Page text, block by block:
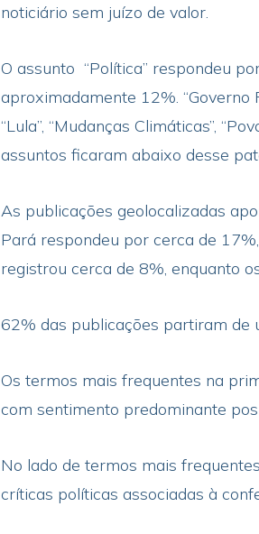
noticiário sem juízo de valor.
O assunto “Política” respondeu
aproximadamente 12%. “Governo
“Lula”, “Mudanças Climáticas”,
assuntos ficaram abaixo desse
As publicações geolocalizadas
Pará respondeu por cerca de
registrou cerca de 8%, enquanto
62% das publicações partiram de
Os termos mais frequentes na
com sentimento predominante
No lado de termos mais
críticas políticas associadas à